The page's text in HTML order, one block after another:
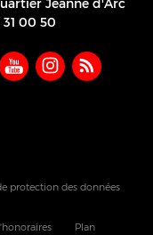
Jeanne d'Arc
00 50
protection des données
Plan